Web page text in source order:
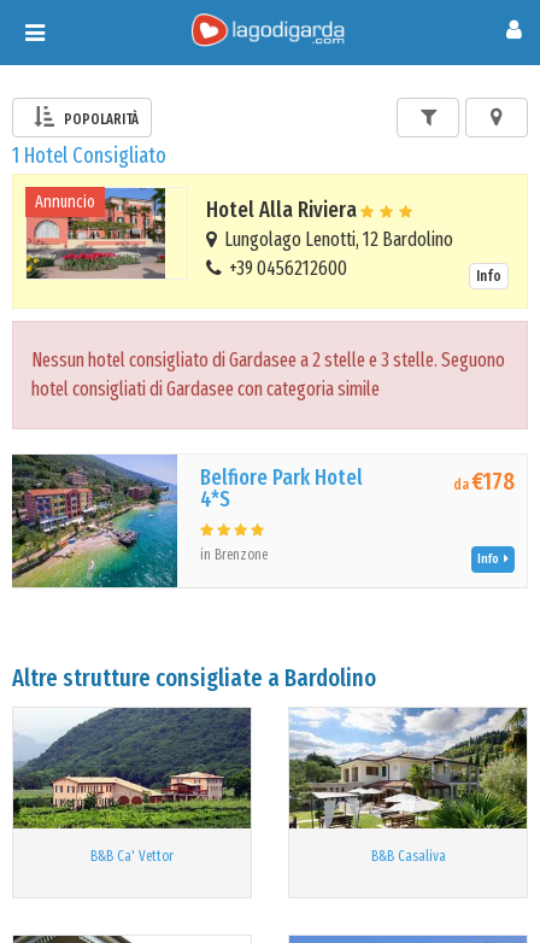
Toggle
navigation
POPOLARITÀ
1 Hotel Consigliato
Annuncio Hotel Alla Riviera
Lungolago Lenotti, 12 Bardolino
+39 0456212600
Info
Nessun hotel consigliato di Gardasee a 2 stelle e 3 stelle. Seguono
hotel consigliati di Gardasee con categoria simile
Belfiore Park Hotel
4*S
in Brenzone
da€178
Info
Altre strutture consigliate a Bardolino
B&B Ca' Vettor B&B Casaliva